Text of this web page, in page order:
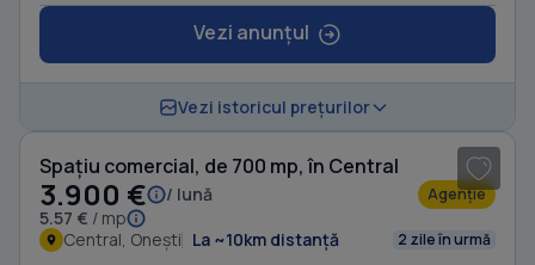
Vezi anunțul
Vezi istoricul prețurilor
Spațiu comercial, de 700 mp, în Central
3.900 €
/ lună
5.57 € / mp
Agenție
Central, Onești La ~10km distanță 2 zile în urmă